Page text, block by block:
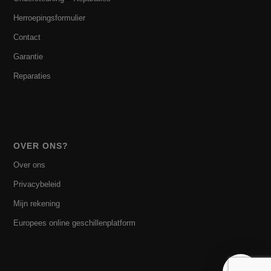
Herroepingsformulier
Contact
Garantie
Reparaties
OVER ONS?
Over ons
Privacybeleid
Mijn rekening
Europees online geschillenplatform